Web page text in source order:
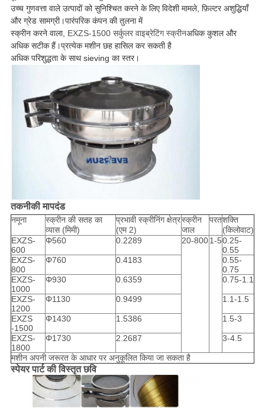
उच्च गुणवत्ता वाले उत्पादों को सुनिश्चित करने के लिए विदेशी मामले, फ़िल्टर अशुद्धियाँ
और ग्रेड सामग्री।पारंपरिक कंपन की तुलना में
स्क्रीन करने वाला, EXZS-1500 सर्कुलर वाइब्रेटिंग स्क्रीनअधिक कुशल और
अधिक सटीक हैं।प्रत्येक मशीन छह हासिल कर सकती है
अधिक परिशुद्धता के साथ sieving का स्तर।
तकनीकी मापदंड
नमूना
स्क्रीन की सतह का
व्यास (मिमी)
प्रभावी स्क्रीनिंग क्षेत्र
(एम 2)
स्क्रीन
जाल
परतशक्ति
(किलोवाट)
EXZS-
600
Φ560 0.2289 20-8001-50.25-
0.55
EXZS-
800
Φ760 0.4183
0.55-
0.75
EXZS-
1000
Φ930 0.6359 0.75-1.1
EXZS-
1200
Φ1130 0.9499 1.1-1.5
EXZS
-1500
Φ1430 1.5386 1.5-3
EXZS-
1800
Φ1730 2.2687 3-4.5
मशीन अपनी जरूरत के आधार पर अनुकूलित किया जा सकता है
स्पेयर पार्ट की विस्तृत छवि